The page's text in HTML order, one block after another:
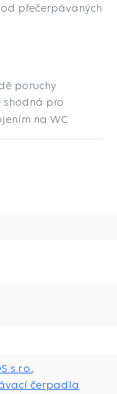
přečerpávaných
poruchy
shodná pro
na WC
s.r.o. ,
čerpadla